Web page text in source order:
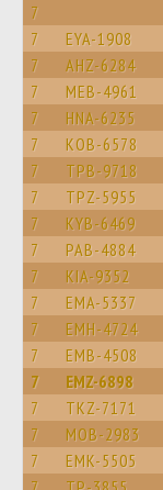
7
7 EYA-1908
7 AHZ-6284
7 MEB-4961
7 HNA-6235
7 KOB-6578
7 TPB-9718
7 TPZ-5955
7 KYB-6469
7 PAB-4884
7 KIA-9352
7 EMA-5337
7 EMH-4724
7 EMB-4508
7 EMZ-6898
7 TKZ-7171
7 MOB-2983
7 EMK-5505